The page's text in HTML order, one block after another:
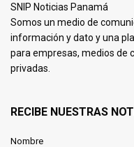
SNIP Noticias Panamá
Somos un medio de
información y dato y una
para empresas, medios de
privadas.
RECIBE NUESTRAS
Nombre